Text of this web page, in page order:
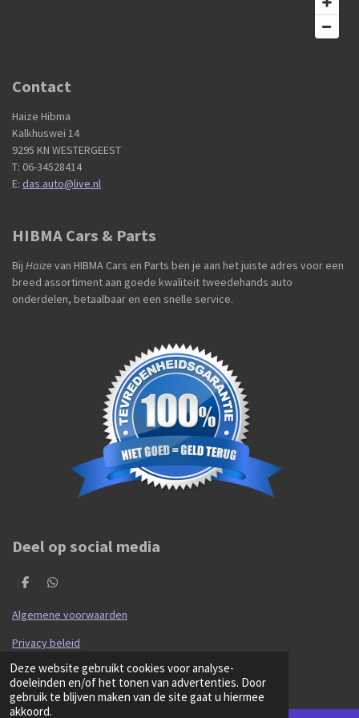
Deze website gebruikt cookies voor analyse-
doeleinden en/of het tonen van advertenties. Door
gebruik te blijven maken van de site gaat u hiermee
akkoord.
Contact
Haize Hibma
Kalkhuswei 14
9295 KN WESTERGEEST
T: 06-34528414
E: das.auto@live.nl
HIBMA Cars & Parts
Bij Haizevan HIBMA Cars en Parts ben je aan het juiste adres voor een
breed assortiment aan goede kwaliteit tweedehands auto
onderdelen, betaalbaar en een snelle service.
Deel op social media
D
l
e
D
l
e
Algemene voorwaarden
Privacy beleid
Powered by JouwWeb